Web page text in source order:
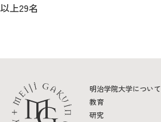
以上29名
明治学院大学について
教育
研究